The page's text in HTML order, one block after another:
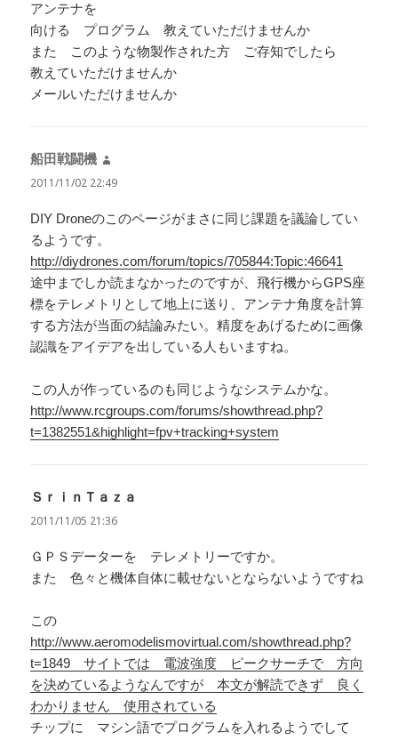
アンテナを
向ける プログラム 教えていただけませんか
また このような物製作された方 ご存知でしたら
教えていただけませんか
メールいただけませんか
船田戦闘機
り:
2011/11/02 22:49
DIY Droneのこのページがまさに同じ課題を議論してい
るようです。
http://diydrones.com/forum/topics/705844:Topic:46641
途中までしか読まなかったのですが、飛行機からGPS座
標をテレメトリとして地上に送り、アンテナ角度を計算
する方法が当面の結論みたい。精度をあげるために画像
認識をアイデアを出している人もいますね。
この人が作っているのも同じようなシステムかな。
http://www.rcgroups.com/forums/showthread.php?
t=1382551&highlight=fpv+tracking+system
ＳｒｉｎＴａｚａ
2011/11/05 21:36
ＧＰＳデーターを テレメトリーですか。
また 色々と機体自体に載せないとならないようですね
この
http://www.aeromodelismovirtual.com/showthread.php?
t=1849 サイトでは 電波強度 ピークサーチで 方向
を決めているようなんですが 本文が解読できず 良く
わかりません 使用されている
チップに マシン語でプログラムを入れるようでして